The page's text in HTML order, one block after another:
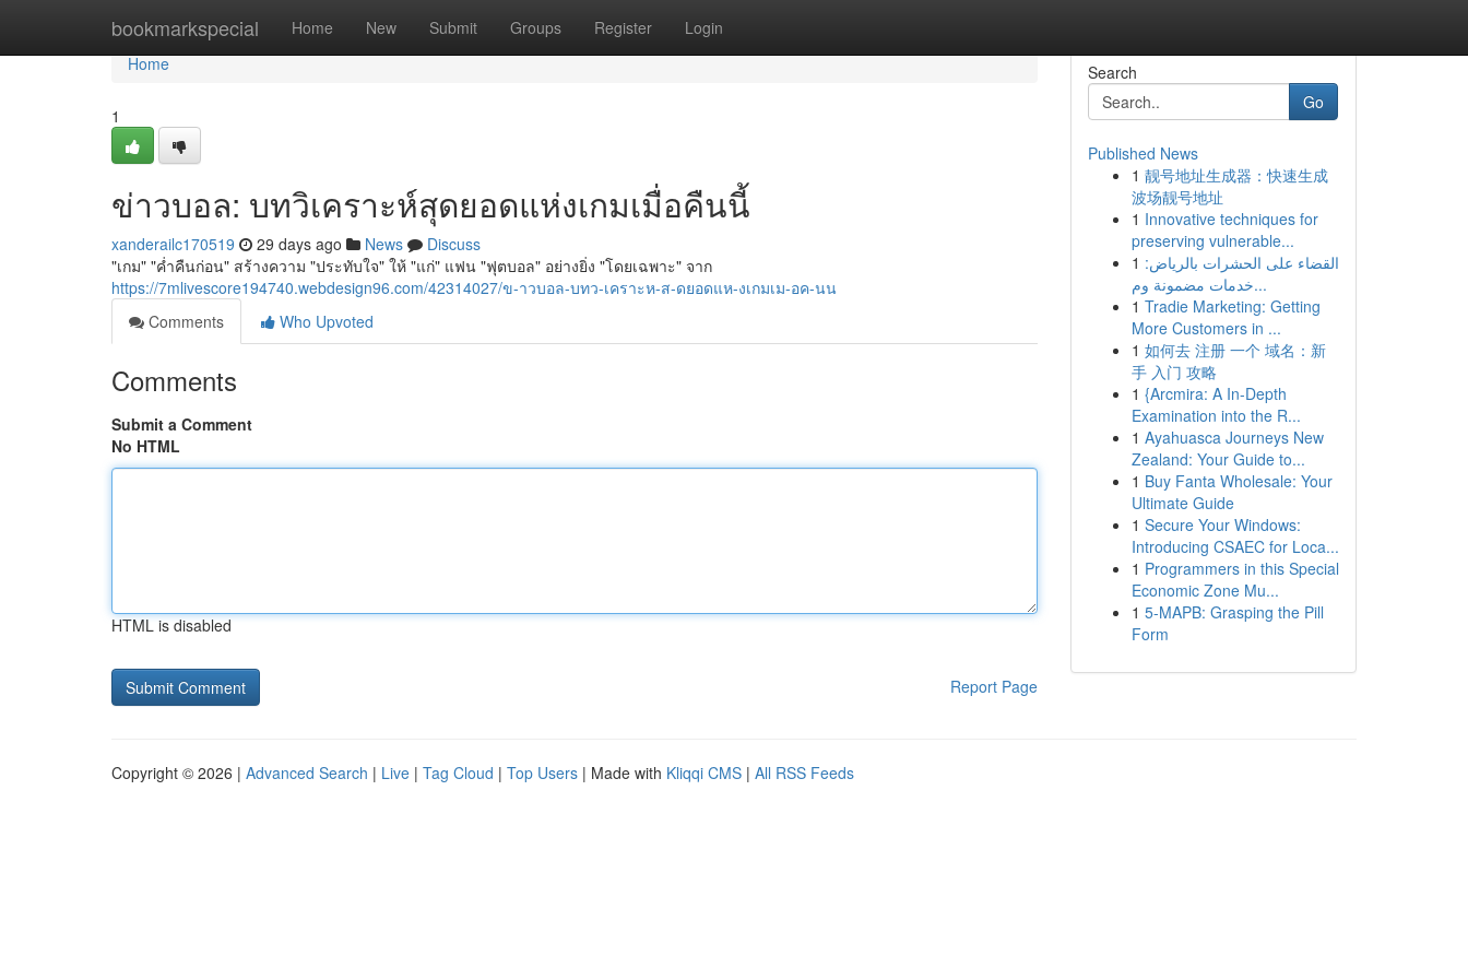
bookmarkspecial Home New Submit Groups Register Login
Home
Home
1
ข่าวบอล: บทวิเคราะห์สุดยอดแห่งเกมเมื่อคืนนี้
xanderailc170519 29 days ago News
Discuss
"เกม" "ค่ำคืนก่อน" สร้างความ "ประทับใจ" ให้ "แก่" แฟน "ฟุตบอล" อย่างยิ่ง "โดยเฉพาะ" จาก
https://7mlivescore194740.webdesign96.com/42314027/ข-าวบอล-บทว-เคราะห-ส-ดยอดแห-งเกมเม-อค-นน
Comments
Who Upvoted
Comments
Submit a Comment
No HTML
HTML is disabled
Report Page
Search
Go
Published News
1 靓号地址生成器：快速生成
波场靓号地址
1 Innovative techniques for
preserving vulnerable...
1 القضاء على الحشرات بالرياض:
خدمات مضمونة وم...
1 Tradie Marketing: Getting
More Customers in ...
1 如何去 注册 一个 域名：新
手 入门 攻略
1 {Arcmira: A In-Depth
Examination into the R...
1 Ayahuasca Journeys New
Zealand: Your Guide to...
1 Buy Fanta Wholesale: Your
Ultimate Guide
1 Secure Your Windows:
Introducing CSAEC for Loca...
1 Programmers in this Special
Economic Zone Mu...
1 5-MAPB: Grasping the Pill
Form
Copyright © 2026 | Advanced Search | Live | Tag Cloud | Top Users | Made with Kliqqi CMS | All RSS Feeds